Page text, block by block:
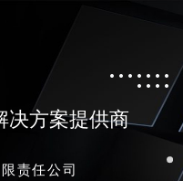
决方案提供商
责任公司